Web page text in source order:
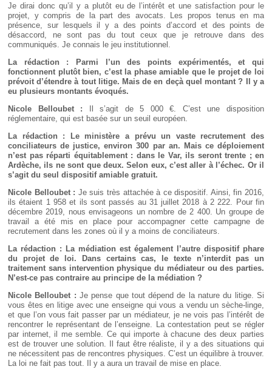
Je dirai donc qu’il y a plutôt eu de l’intérêt et une satisfaction pour le
projet, y compris de la part des avocats. Les propos tenus en ma
présence, sur lesquels il y a des points d’accord et des points de
désaccord, ne sont pas du tout ceux que je retrouve dans des
communiqués. Je connais le jeu institutionnel.
La rédaction : Parmi l’un des points expérimentés, et qui
fonctionnent plutôt bien, c’est la phase amiable que le projet de loi
prévoit d’étendre à tout litige. Mais de en deçà quel montant ? Il y a
eu plusieurs montants évoqués.
Nicole Belloubet :
Il s’agit de 5 000 €. C’est une disposition
réglementaire, qui est basée sur un seuil européen.
La rédaction : Le ministère a prévu un vaste recrutement des
conciliateurs de justice, environ 300 par an. Mais ce déploiement
n’est pas réparti équitablement : dans le Var, ils seront trente ; en
Ardèche, ils ne sont que deux. Selon eux, c’est aller à l’échec. Or il
s’agit du seul dispositif amiable gratuit.
Nicole Belloubet : Je suis très attachée à ce dispositif. Ainsi, fin 2016,
ils étaient 1 958 et ils sont passés au 31 juillet 2018 à 2 222. Pour fin
décembre 2019, nous envisageons un nombre de 2 400. Un groupe de
travail a été mis en place pour accompagner cette campagne de
recrutement dans les zones où il y a moins de conciliateurs.
La rédaction : La médiation est également l’autre dispositif phare
du projet de loi. Dans certains cas, le texte n’interdit pas un
traitement sans intervention physique du médiateur ou des parties.
N’est-ce pas contraire au principe de la médiation ?
Nicole Belloubet : Je pense que tout dépend de la nature du litige. Si
vous êtes en litige avec une enseigne qui vous a vendu un sèche-linge,
et que l’on vous fait passer par un médiateur, je ne vois pas l’intérêt de
rencontrer le représentant de l’enseigne. La contestation peut se régler
par internet, il me semble. Ce qui importe à chacune des deux parties
est de trouver une solution. Il faut être réaliste, il y a des situations qui
ne nécessitent pas de rencontres physiques. C’est un équilibre à trouver.
La loi ne fait pas tout. Il y a aura un travail de mise en place.